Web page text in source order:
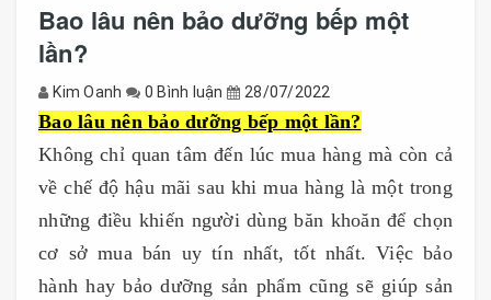
Bao lâu nên bảo dưỡng bếp một
lần?
Kim Oanh 0 Bình luận 28/07/2022
Bao lâu nên bảo dưỡng bếp một lần?
Không chỉ quan tâm đến lúc mua hàng mà còn cả
về chế độ hậu mãi sau khi mua hàng là một trong
những điều khiến người dùng băn khoăn để chọn
cơ sở mua bán uy tín nhất, tốt nhất. Việc bảo
hành hay bảo dưỡng sản phẩm cũng sẽ giúp sản